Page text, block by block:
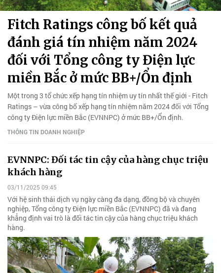
Fitch Ratings công bố kết quả
đánh giá tín nhiệm năm 2024
đối với Tổng công ty Điện lực
miền Bắc ở mức BB+/Ổn định
Một trong 3 tổ chức xếp hạng tín nhiệm uy tín nhất thế giới - Fitch
Ratings – vừa công bố xếp hạng tín nhiệm năm 2024 đối với Tổng
công ty Điện lực miền Bắc (EVNNPC) ở mức BB+/Ổn định.
THÔNG TIN DOANH NGHIỆP
EVNNPC: Đối tác tin cậy của hàng chục triệu
khách hàng
03/11/2025 09:45
Với hệ sinh thái dịch vụ ngày càng đa dạng, đồng bộ và chuyên
nghiệp, Tổng công ty Điện lực miền Bắc (EVNNPC) đã và đang
khẳng định vai trò là đối tác tin cậy của hàng chục triệu khách
hàng.